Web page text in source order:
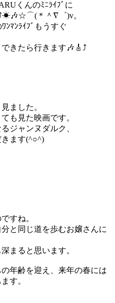
くんのﾐﾆﾗｲﾌﾞに
＊＾∇゜)v。
ﾝﾏﾝﾗｲﾌﾞもうすぐ
きたら行きます🎶🎸⤴
ました。
も見た映画です。
ジャンヌダルク、
ます(^○^)
すね。
と同じ道を歩むお嬢さんに
まると思います。
年齢を迎え、来年の春には
す。